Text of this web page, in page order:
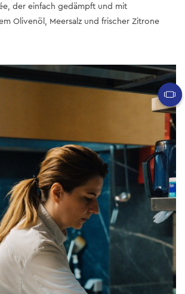
der einfach gedämpft und mit
Olivenöl, Meersalz und frischer Zitrone